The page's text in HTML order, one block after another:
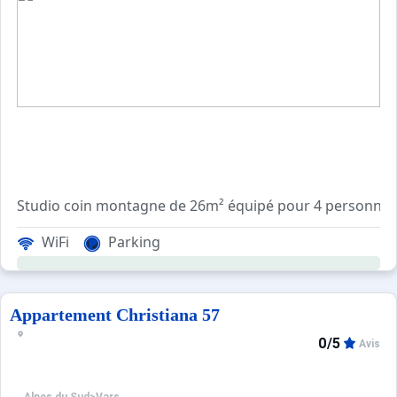
Studio coin montagne de 26m² équipé pour 4
Prestations en sus sur commande : location linge de lit
Tarifs préférentiels : cours de ski, matériel de ski,
WiFi Parking
Appartement Christiana 57
0/5 Avis